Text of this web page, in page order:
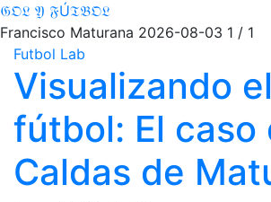
𝔊𝔒𝔏 𝔜 𝔉Ú𝔗𝔅𝔒𝔏
Francisco Maturana 2026-08-03 1 / 1
Futbol Lab
Visualizando el
fútbol: El caso
Caldas de